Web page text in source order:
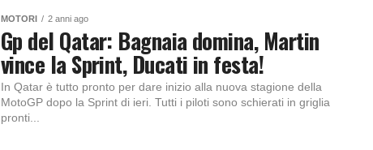
MOTORI 2 anni ago
Gp del Qatar: Bagnaia domina, Martin
vince la Sprint, Ducati in festa!
In Qatar è tutto pronto per dare inizio alla nuova stagione della
MotoGP dopo la Sprint di ieri. Tutti i piloti sono schierati in griglia
pronti...